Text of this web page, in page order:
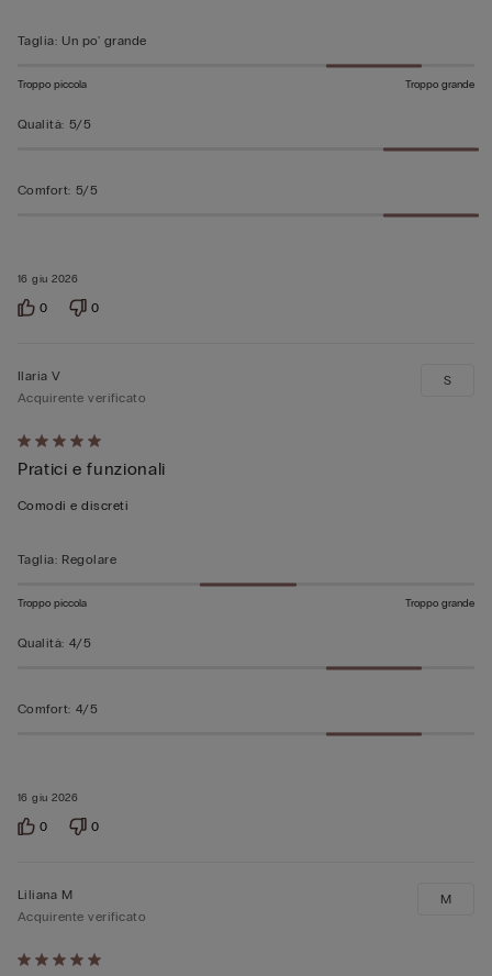
16 giu 2026
Taglia: Un po' grande
Troppo piccola Troppo grande
Qualità: 5/5
Comfort: 5/5
0 0
Valutato
5
su
16 giu 2026
Ilaria V
Acquirente verificato
Pratici e funzionali
Comodi e discreti
S
Taglia: Regolare
Troppo piccola Troppo grande
Qualità: 4/5
Comfort: 4/5
0 0
Valutato
Liliana M
Acquirente verificato
M